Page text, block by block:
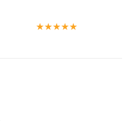
★★★★★